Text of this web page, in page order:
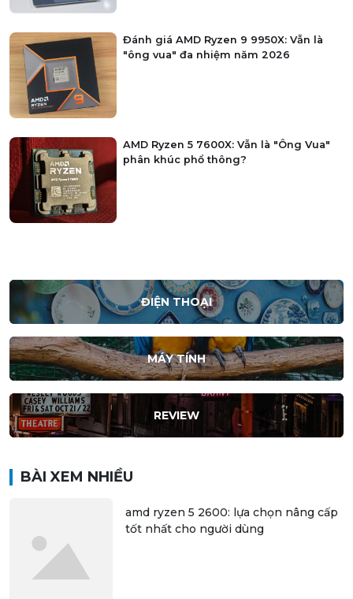
Đánh giá AMD Ryzen 9 9950X: Vẫn là
"ông vua" đa nhiệm năm 2026
AMD Ryzen 5 7600X: Vẫn là "Ông Vua"
phân khúc phổ thông?
ĐIỆN THOẠI
MÁY TÍNH
REVIEW
BÀI XEM NHIỀU
amd ryzen 5 2600: lựa chọn nâng cấp
tốt nhất cho người dùng